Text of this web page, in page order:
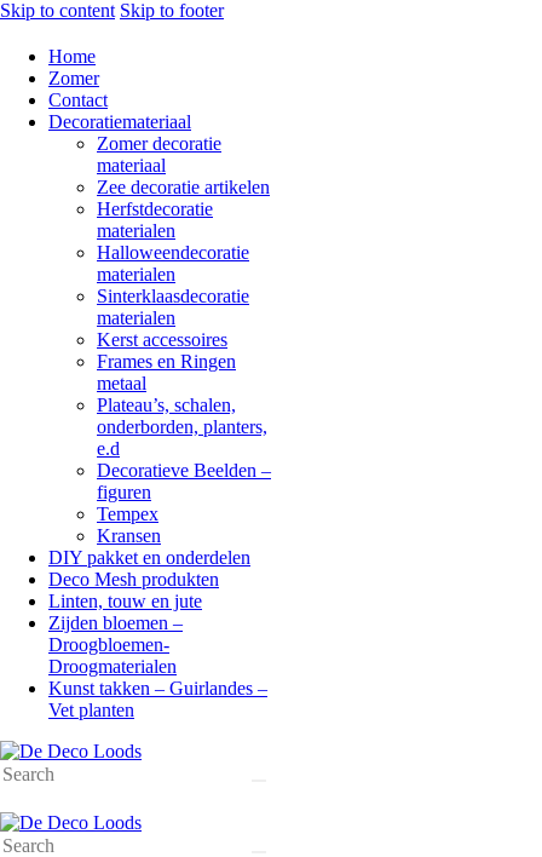
Skip to content Skip to footer
Home
Zomer
Contact
Decoratiemateriaal
Zomer decoratie
materiaal
Zee decoratie artikelen
Herfstdecoratie
materialen
Halloweendecoratie
materialen
Sinterklaasdecoratie
materialen
Kerst accessoires
Frames en Ringen
metaal
Plateau’s, schalen,
onderborden, planters,
e.d
Decoratieve Beelden –
figuren
Tempex
Kransen
DIY pakket en onderdelen
Deco Mesh produkten
Linten, touw en jute
Zijden bloemen –
Droogbloemen-
Droogmaterialen
Kunst takken – Guirlandes –
Vet planten
Search
Search